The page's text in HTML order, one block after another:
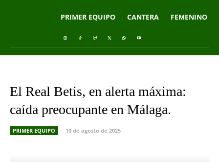
PRIMER EQUIPO CANTERA FEMENINO
El Real Betis, en alerta máxima:
caída preocupante en Málaga.
PRIMER EQUIPO 10 de agosto de 2025